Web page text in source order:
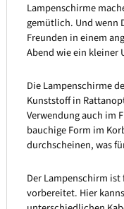
Lampenschirme
gemütlich. Und wenn
Freunden in einem
Abend wie ein kleiner
Die Lampenschirme
Kunststoff in
Verwendung auch im
bauchige Form im
durchscheinen, was
Der Lampenschirm
vorbereitet. Hier